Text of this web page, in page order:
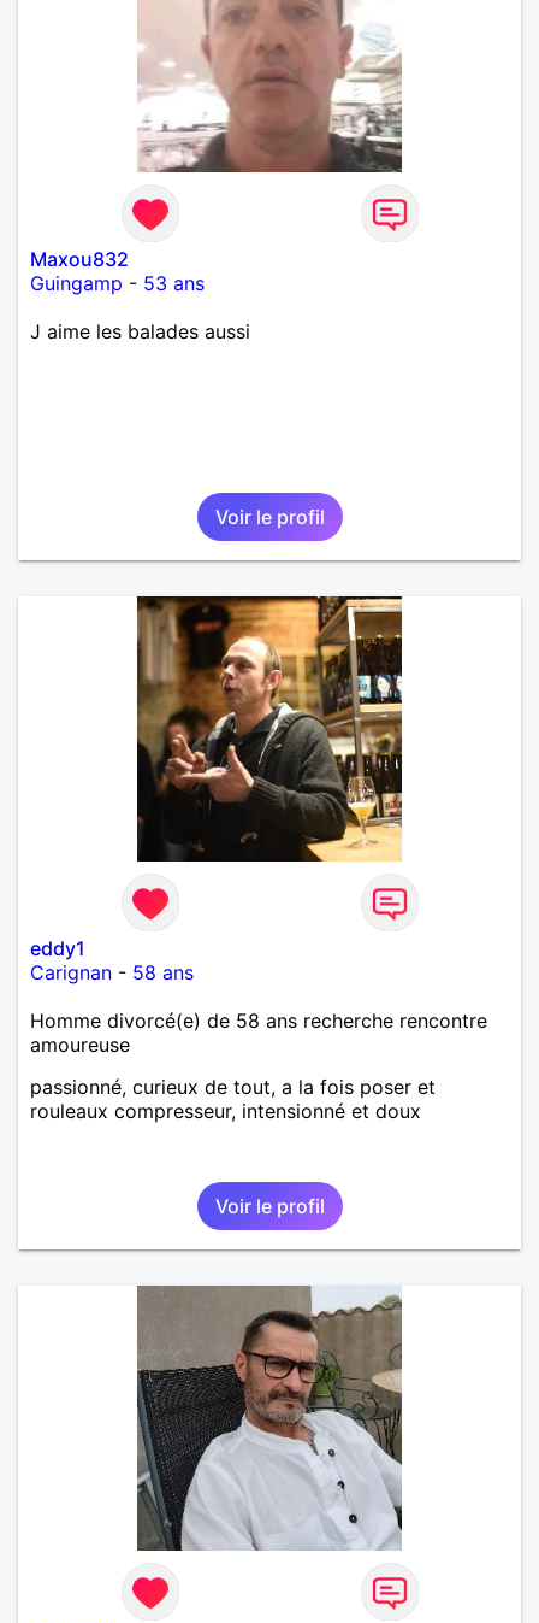
Maxou832
Guingamp - 53 ans
J aime les balades aussi
Voir le profil
eddy1
Carignan - 58 ans
Homme divorcé(e) de 58 ans recherche rencontre
amoureuse
passionné, curieux de tout, a la fois poser et
rouleaux compresseur, intensionné et doux
Voir le profil